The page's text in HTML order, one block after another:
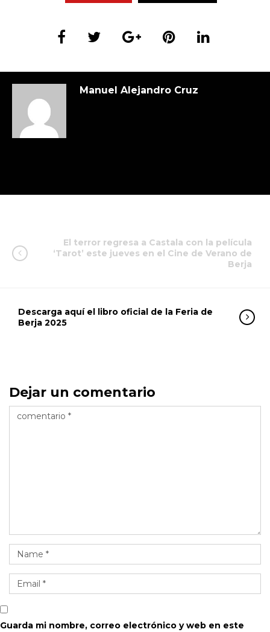
Manuel Alejandro Cruz
El terror regresa a Castala con la película
‘Tarot’ este jueves en el Cine de Verano de
Berja
Descarga aquí el libro oficial de la Feria de
Berja 2025
Dejar un comentario
Guarda mi nombre, correo electrónico y web en este